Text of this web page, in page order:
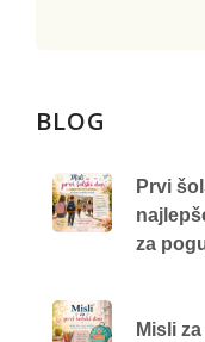
BLOG
Prvi
za
Misli